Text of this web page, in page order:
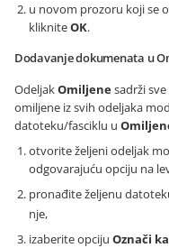
u novom prozoru koji se
klikniteOK.
Dodavanje dokumenata u
OdeljakOmiljenesadrži
omiljene iz svih odeljaka
datoteku/fasciklu u
otvorite željeni odeljak
odgovarajuću opciju na
pronađite željenu
nje,
izaberite opciju Označi